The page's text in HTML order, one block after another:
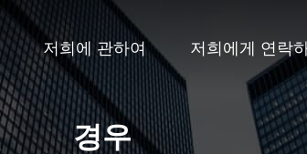
저희에 관하여 저희에게 연락
경우